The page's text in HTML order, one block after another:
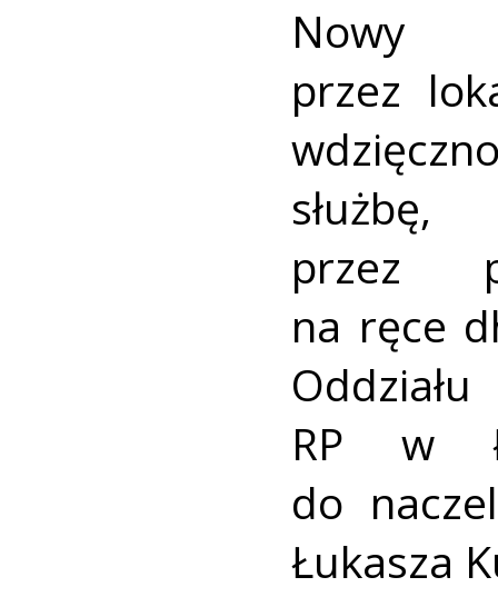
Nowy
przez
przez
na ręce
RP w
do
Łukasza